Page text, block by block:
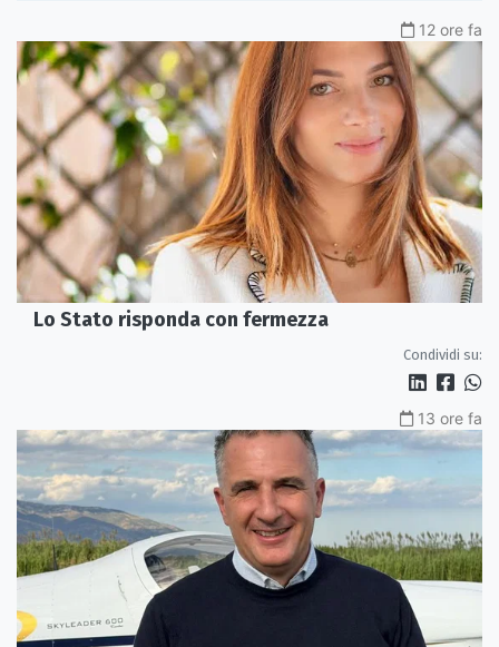
12 ore fa
Lo Stato risponda con fermezza
Condividi su:
13 ore fa